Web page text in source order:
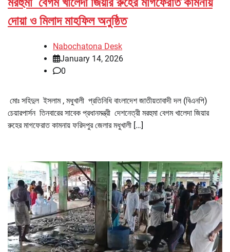
দোয়া ও মিলাদ মাহফিল অনুষ্ঠিত
Nabochatona Desk
January 14, 2026
0
মোঃ সহিদুল ইসলাম , মধুখালী প্রতিনিধি বাংলাদেশ জাতীয়তাবাদী দল (বিএনপি)
চেয়ারপার্সন তিনবারের সাবেক প্রধানমন্ত্রী দেশনেত্রী মরহুমা বেগম খালেদা জিয়ার
রুহের মাগফেরাত কামনায় ফরিদপুর জেলার মধুখালী […]